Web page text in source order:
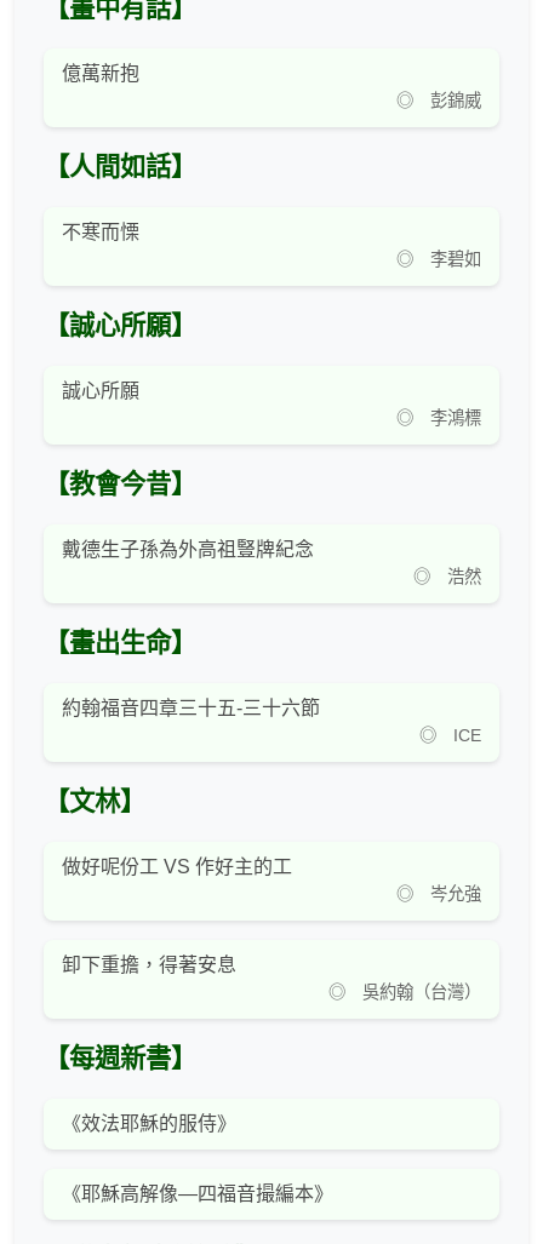
【畫中有話】
億萬新抱
◎ 彭錦威
【人間如話】
不寒而慄
◎ 李碧如
【誠心所願】
誠心所願
◎ 李鴻標
【教會今昔】
戴德生子孫為外高祖豎牌紀念
◎ 浩然
【畫出生命】
約翰福音四章三十五-三十六節
◎ ICE
【文林】
做好呢份工 VS 作好主的工
◎ 岑允強
卸下重擔，得著安息
◎ 吳約翰（台灣）
【每週新書】
《效法耶穌的服侍》
《耶穌高解像—四福音撮編本》